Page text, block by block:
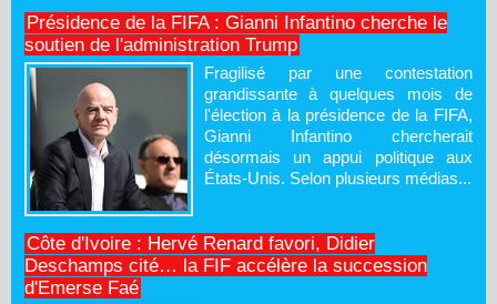
Présidence de la FIFA : Gianni Infantino cherche le
soutien de l'administration Trump
Fragilisé par une contestation
grandissante à quelques mois de
l'élection à la présidence de la FIFA,
Gianni Infantino chercherait
désormais un appui politique aux
États-Unis. Selon plusieurs médias...
Côte d'Ivoire : Hervé Renard favori, Didier
Deschamps cité… la FIF accélère la succession
d'Emerse Faé